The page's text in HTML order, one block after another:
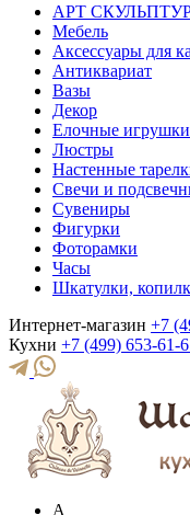
АРТ
Мебель
Аксессуары для
Антиквариат
Вазы
Декор
Елочные игрушки
Люстры
Настенные
Свечи и
Сувениры
Фигурки
Фоторамки
Часы
Шкатулки,
Интернет-магазин +7
Кухни +7 (499) 653-61-
A